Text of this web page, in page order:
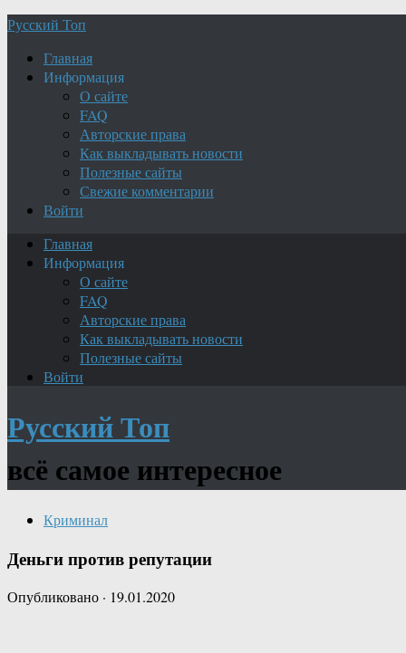
Русский Топ
Главная
Информация
О сайте
FAQ
Авторские права
Как выкладывать новости
Полезные сайты
Свежие комментарии
Войти
Главная
Информация
О сайте
FAQ
Авторские права
Как выкладывать новости
Полезные сайты
Войти
Русский Топ
всё самое интересное
Криминал
Деньги против репутации
Опубликовано · 19.01.2020